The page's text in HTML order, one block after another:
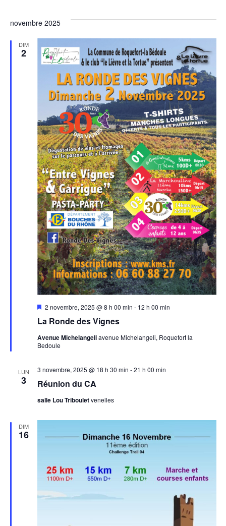
novembre 2025
DIM
2
La Ronde des Vignes
Mis
avant
2 novembre, 2025 @ 8 h 00 min - 12 h 00 min
Avenue Michelangeliavenue Michelangeli, Roquefort la
Bedoule
LUN
3 Réunion du CA
3 novembre, 2025 @ 18 h 30 min -21 h 00 min
salle Lou Tribouletvenelles
DIM
16